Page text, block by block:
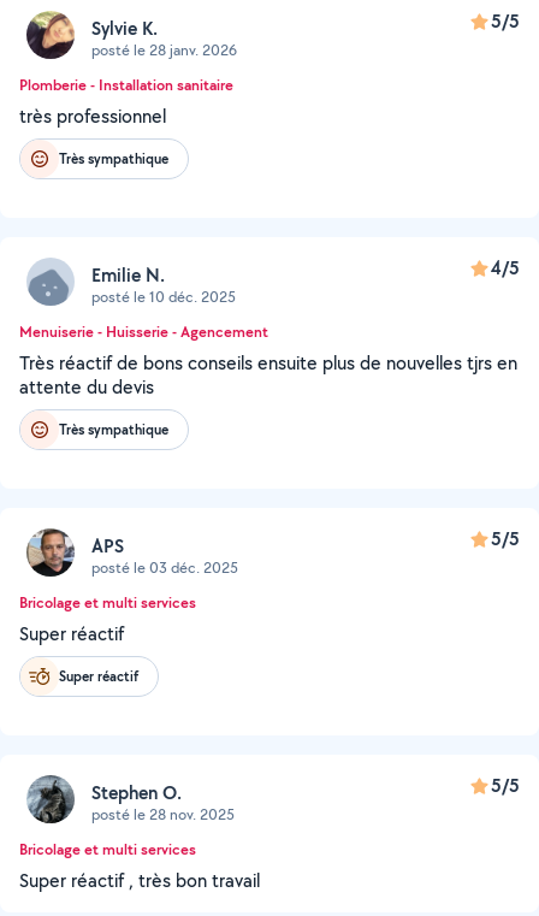
Sylvie K.
posté le 28 janv. 2026
5/5
Plomberie - Installation sanitaire
très professionnel
Très sympathique
Emilie N.
posté le 10 déc. 2025
4/5
Menuiserie - Huisserie - Agencement
Très réactif de bons conseils ensuite plus de nouvelles tjrs en
attente du devis
Très sympathique
APS
posté le 03 déc. 2025
5/5
Bricolage et multi services
Super réactif
Super réactif
Stephen O.
posté le 28 nov. 2025
5/5
Bricolage et multi services
Super réactif , très bon travail